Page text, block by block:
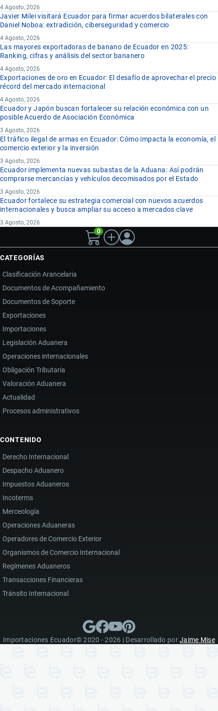
4 Agosto, 2026
Javier Milei visitará Ecuador para firmar acuerdos bilaterales con
Daniel Noboa: extradición, ciberseguridad y comercio
4 Agosto, 2026
Las mayores exportadoras de banano de Ecuador en 2025:
Ranking, cifras y análisis del sector bananero
4 Agosto, 2026
Exportaciones de oro en Ecuador: El desafío de aprovechar el precio
récord del mercado internacional
4 Agosto, 2026
Ecuador y Japón buscan fortalecer su relación económica con un
posible Acuerdo de Asociación Económica
3 Agosto, 2026
El tráfico ilegal de armas en Ecuador: Cómo impacta la economía, el
comercio exterior y la inversión
3 Agosto, 2026
Ecuador implementa nuevas subastas de la Aduana: Así podrán
comprarse mercancías y vehículos decomisados por el Estado
3 Agosto, 2026
Ecuador fortalece su estrategia comercial con nuevos acuerdos
internacionales y busca ampliar su acceso a mercados clave
3 Agosto, 2026
0
CATEGORÍAS
Clasificación Arancelaria
Documentos de Acompañamiento
Documentos de Soporte
Exportaciones
Importaciones
Legislación Aduanera
Operaciones internacionales
Obligación Tributaria
Valoración Aduanera
Actualidad
Procesos administrativos
CONTENIDO
Derecho Internacional
Despacho Aduanero
Impuestos Aduaneros
Incoterms
Merceología
Operaciones Aduaneras
Operadores de Comercio Exterior
Organismos de Comercio Internacional
Regímenes Aduaneros
Transacciones Financieras
Tránsito Internacional
Importaciones Ecuador© 2020 - 2026 | Desarrollado porJaime Mise